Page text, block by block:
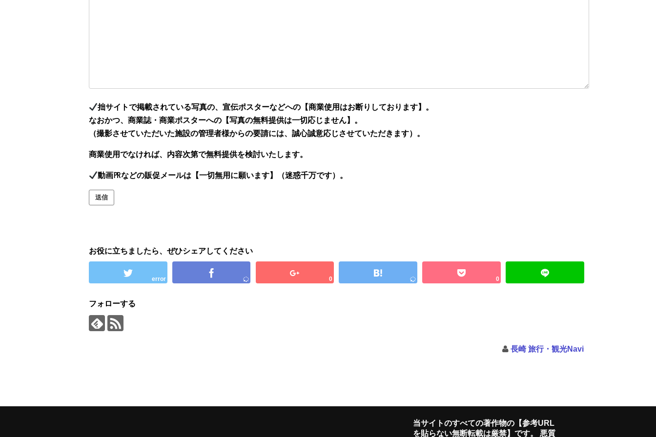
拙サイトで掲載されている写真の、宣伝ポスターなどへの【商業使用はお断りしております】。
なおかつ、商業誌・商業ポスターへの【写真の無料提供は一切応じません】。
（撮影させていただいた施設の管理者様からの要請には、誠心誠意応じさせていただきます）。
商業使用でなければ、内容次第で無料提供を検討いたします。
動画㏚などの販促メールは【一切無用に願います】（迷惑千万です）。
お役に立ちましたら、ぜひシェアしてください
error 0 0
フォローする
長崎 旅行・観光Navi
当サイトのすべての著作物の【参考URL
を貼らない無断転載は厳禁】です。 悪質